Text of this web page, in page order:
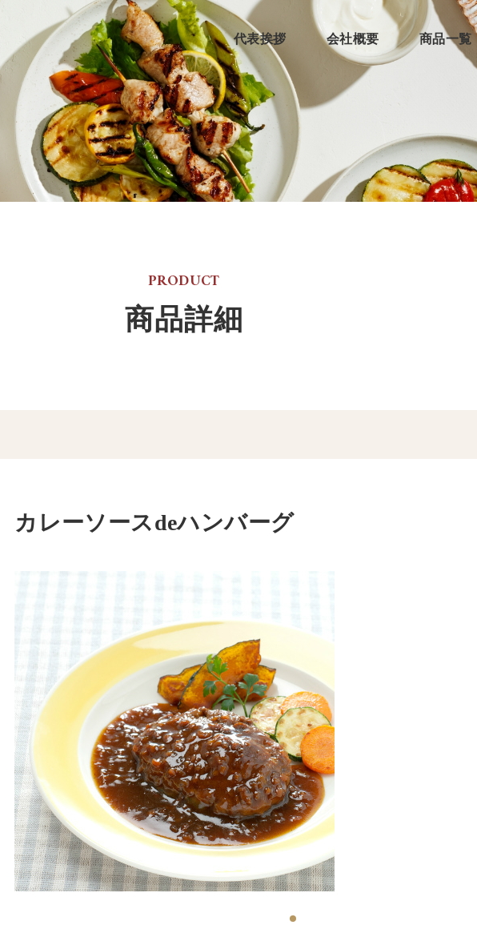
代表挨拶 会社概要 商品一覧
PRODUCT
商品詳細
カレーソースdeハンバーグ